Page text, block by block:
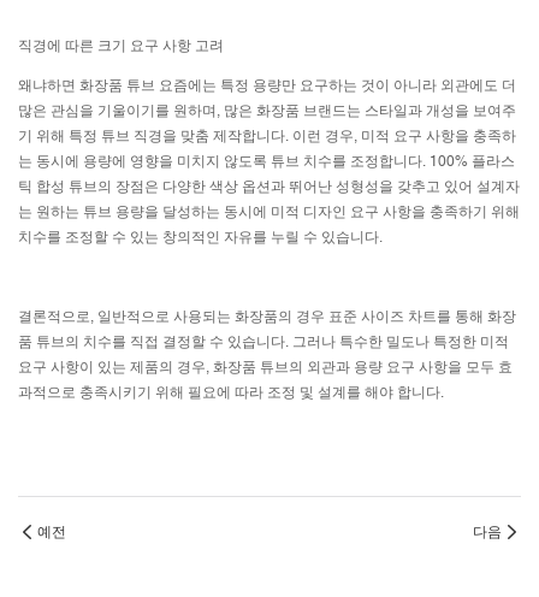
직경에 따른 크기 요구 사항 고려
왜냐하면 화장품 튜브 요즘에는 특정 용량만 요구하는 것이 아니라 외관에도 더
많은 관심을 기울이기를 원하며, 많은 화장품 브랜드는 스타일과 개성을 보여주
기 위해 특정 튜브 직경을 맞춤 제작합니다. 이런 경우, 미적 요구 사항을 충족하
는 동시에 용량에 영향을 미치지 않도록 튜브 치수를 조정합니다. 100% 플라스
틱 합성 튜브의 장점은 다양한 색상 옵션과 뛰어난 성형성을 갖추고 있어 설계자
는 원하는 튜브 용량을 달성하는 동시에 미적 디자인 요구 사항을 충족하기 위해
치수를 조정할 수 있는 창의적인 자유를 누릴 수 있습니다.
결론적으로, 일반적으로 사용되는 화장품의 경우 표준 사이즈 차트를 통해 화장
품 튜브의 치수를 직접 결정할 수 있습니다. 그러나 특수한 밀도나 특정한 미적
요구 사항이 있는 제품의 경우, 화장품 튜브의 외관과 용량 요구 사항을 모두 효
과적으로 충족시키기 위해 필요에 따라 조정 및 설계를 해야 합니다.
예전 다음